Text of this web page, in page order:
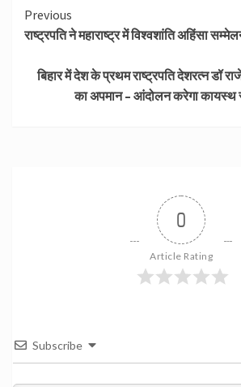
Continue
Reading
Previous
राष्ट्रपति ने महाराष्ट्र में विश्वशांति अहिंसा
बिहार में देश के प्रथम राष्ट्रपति देशरत्न डॉ
का अपमान – आंदोलन करेगा कायस्थ
0
Article Rating
Subscribe